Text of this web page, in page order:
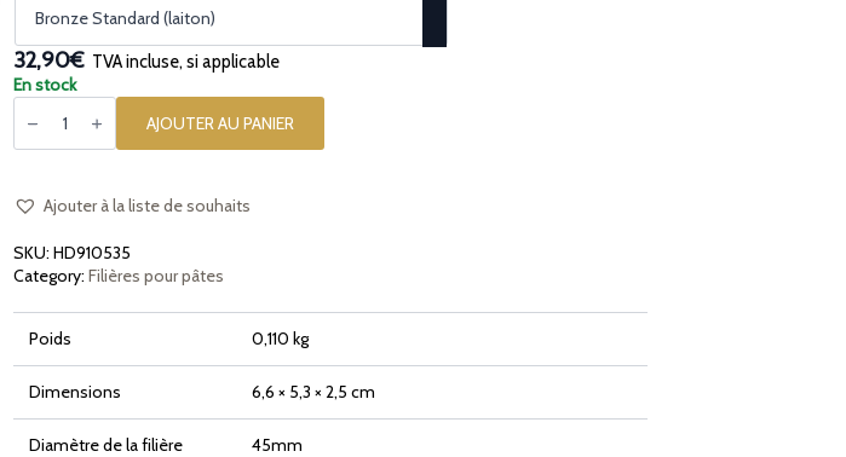
32,90€ TVA incluse, si applicable
En stock
quantité
de
en
Fiorentino
AJOUTER AU PANIER
Ajouter à la liste de souhaits
SKU: HD910535
Category: Filières pour pâtes
Poids 0,110 kg
Dimensions 6,6 × 5,3 × 2,5 cm
Diamètre de la filière 45mm